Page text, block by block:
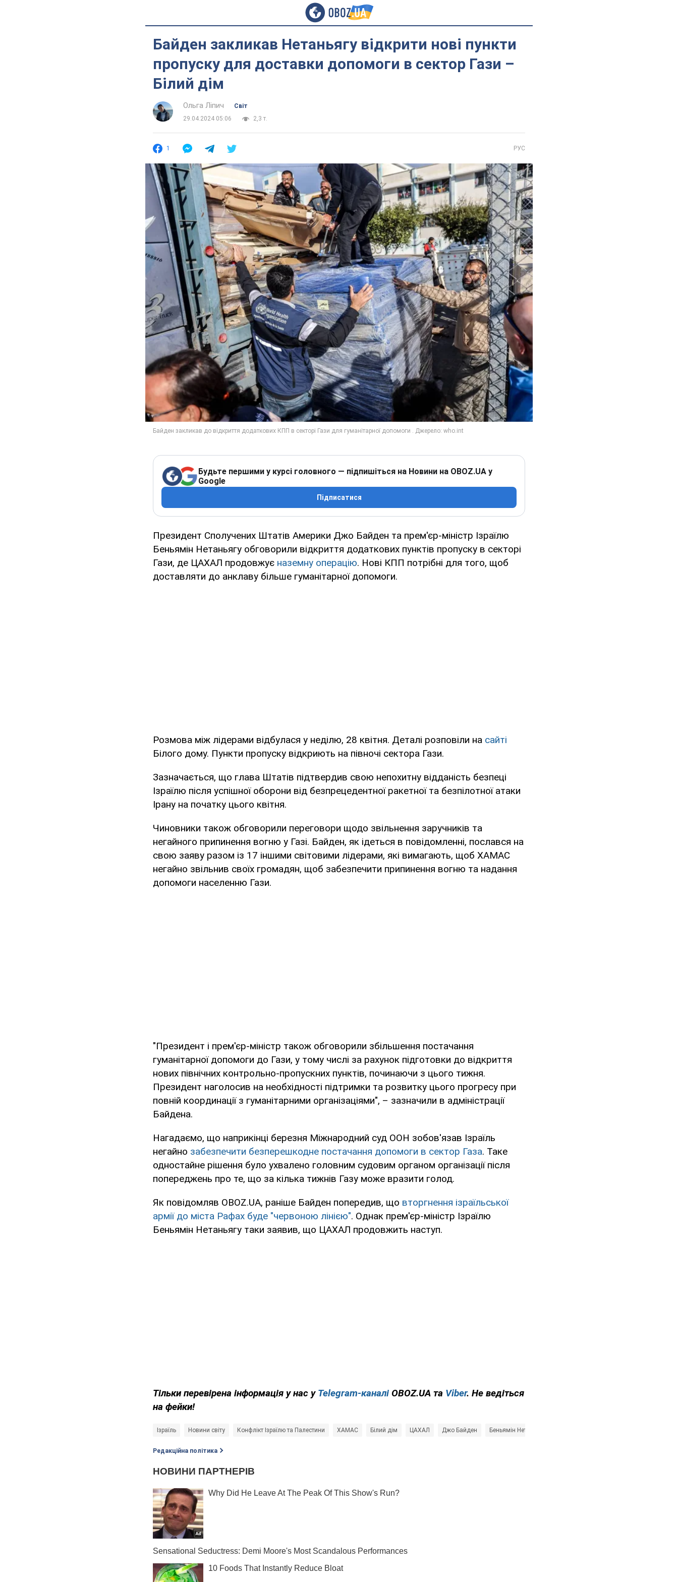
Байден закликав Нетаньягу відкрити нові пункти
пропуску для доставки допомоги в сектор Гази –
Білий дім
Ольга Ліпич
Світ
29.04.2024 05:06
2,3 т.
1 РУС
Будьте першими у курсі головного — підпишіться на Новини на OBOZ.UA у
Google
Підписатися
Президент Сполучених Штатів Америки Джо Байден та прем'єр-міністр Ізраїлю
Беньямін Нетаньягу обговорили відкриття додаткових пунктів пропуску в секторі
Гази, де ЦАХАЛ продовжує наземну операцію. Нові КПП потрібні для того, щоб
доставляти до анклаву більше гуманітарної допомоги.
Розмова між лідерами відбулася у неділю, 28 квітня. Деталі розповіли на сайті
Білого дому. Пункти пропуску відкриють на півночі сектора Гази.
Зазначається, що глава Штатів підтвердив свою непохитну відданість безпеці
Ізраїлю після успішної оборони від безпрецедентної ракетної та безпілотної атаки
Ірану на початку цього квітня.
Чиновники також обговорили переговори щодо звільнення заручників та
негайного припинення вогню у Газі. Байден, як ідеться в повідомленні, послався на
свою заяву разом із 17 іншими світовими лідерами, які вимагають, щоб ХАМАС
негайно звільнив своїх громадян, щоб забезпечити припинення вогню та надання
допомоги населенню Гази.
"Президент і прем'єр-міністр також обговорили збільшення постачання
гуманітарної допомоги до Гази, у тому числі за рахунок підготовки до відкриття
нових північних контрольно-пропускних пунктів, починаючи з цього тижня.
Президент наголосив на необхідності підтримки та розвитку цього прогресу при
повній координації з гуманітарними організаціями", – зазначили в адміністрації
Байдена.
Нагадаємо, що наприкінці березня Міжнародний суд ООН зобов'язав Ізраїль
негайно забезпечити безперешкодне постачання допомоги в сектор Газа. Таке
одностайне рішення було ухвалено головним судовим органом організації після
попереджень про те, що за кілька тижнів Газу може вразити голод.
Як повідомляв OBOZ.UA, раніше Байден попередив, що вторгнення ізраїльської
армії до міста Рафах буде "червоною лінією". Однак прем'єр-міністр Ізраїлю
Беньямін Нетаньягу таки заявив, що ЦАХАЛ продовжить наступ.
Тільки перевірена інформація у нас у Telegram-каналі OBOZ.UA та Viber. Не ведіться
на фейки!
Ізраїль Новини світу Конфлікт Ізраїлю та Палестини ХАМАС Білий дім ЦАХАЛ Джо Байден Беньямін Нетаньягу
Редакційна політика